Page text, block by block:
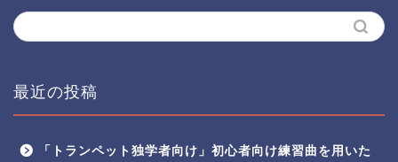
最近の投稿
「トランペット独学者向け」初心者向け練習曲を用いた